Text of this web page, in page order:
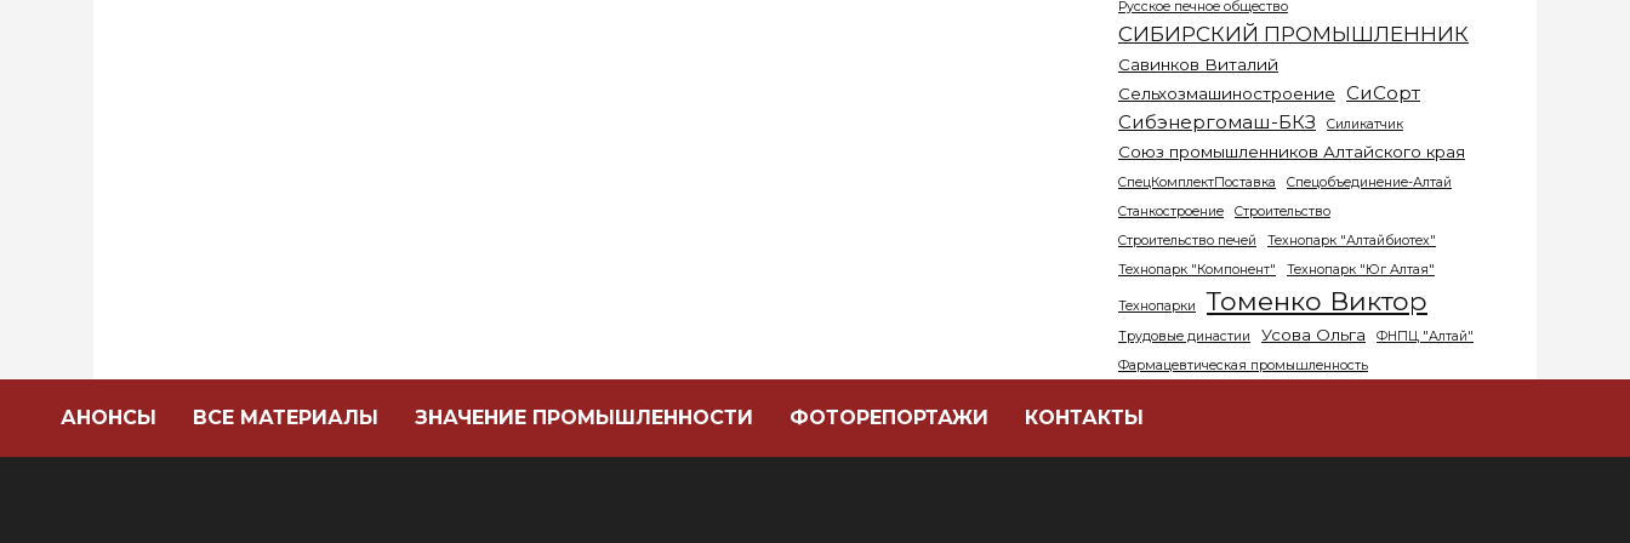
Русское печное общество
СИБИРСКИЙ ПРОМЫШЛЕННИК
Савинков Виталий
Сельхозмашиностроение
СиСорт
Сибэнергомаш-БКЗ
Силикатчик
Союз промышленников Алтайского края
СпецКомплектПоставка
Спецобъединение-Алтай
Станкостроение
Строительство
Строительство печей
Технопарк "Алтайбиотех"
Технопарк "Компонент"
Технопарк "Юг Алтая"
Технопарки Томенко Виктор
Трудовые династии Усова Ольга
ФНПЦ "Алтай"
Фармацевтическая промышленность
Химическая промышленность
АНОНСЫ ВСЕ МАТЕРИАЛЫ ЗНАЧЕНИЕ ПРОМЫШЛЕННОСТИ ФОТОРЕПОРТАЖИ КОНТАКТЫ